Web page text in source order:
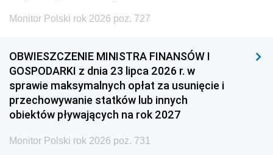
Monitor Polski rok 2026 poz. 727
OBWIESZCZENIE MINISTRA FINANSÓW I
GOSPODARKI z dnia 23 lipca 2026 r. w
sprawie maksymalnych opłat za usunięcie i
przechowywanie statków lub innych
obiektów pływających na rok 2027
Monitor Polski rok 2026 poz. 731